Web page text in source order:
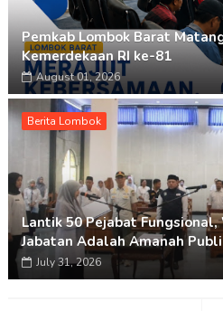
Pemkab Lombok Barat
Kemerdekaan RI ke-81
August 01, 2026
Berita Lombok
Lantik 50 Pejabat Fungsional,
Jabatan Adalah Amanah
July 31, 2026